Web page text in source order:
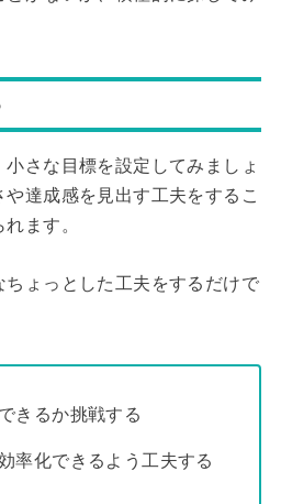
さな目標を設定してみましょ
達成感を見出す工夫をするこ
ます。
ちょっとした工夫をするだけで
きるか挑戦する
率化できるよう工夫する